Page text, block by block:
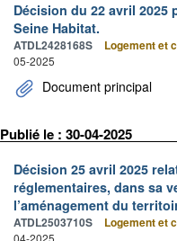
Décision du 22 avril 2025
Seine Habitat.
ATDL2428168S Logement et
05-2025
Document principal
Publié le : 30-04-2025
Décision 25 avril 2025
réglementaires, dans sa
l’aménagement du
ATDL2503710S Logement et
04-2025